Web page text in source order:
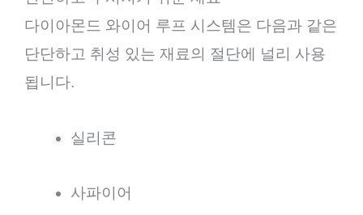
다이아몬드 와이어 루프 시스템은 다음과 같은
단단하고 취성 있는 재료의 절단에 널리 사용
됩니다.
실리콘
사파이어